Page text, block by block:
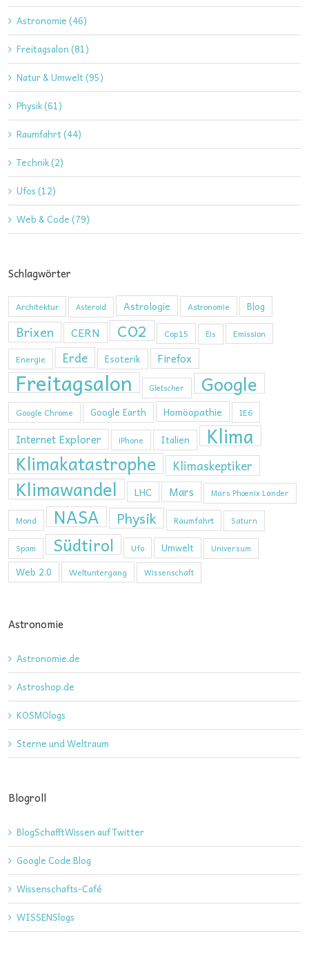
Astronomie (46)
Freitagsalon (81)
Natur & Umwelt (95)
Physik (61)
Raumfahrt (44)
Technik (2)
Ufos (12)
Web & Code (79)
Schlagwörter
Architektur Asteroid Astrologie Astronomie Blog
Brixen CERN CO2 Cop15 Eis
Emission
Energie
Erde Esoterik Firefox
Freitagsalon Gletscher Google
Google Chrome Google Earth Homöopathie IE6
Internet Explorer iPhone Italien Klima
Klimakatastrophe Klimaskeptiker
Klimawandel LHC Mars Mars Phoenix Lander
Mond NASA Physik Raumfahrt Saturn
Spam Südtirol Ufo Umwelt Universum
Web 2.0 Weltuntergang Wissenschaft
Astronomie
Astronomie.de
Astroshop.de
KOSMOlogs
Sterne und Weltraum
Blogroll
BlogSchafftWissen auf Twitter
Google Code Blog
Wissenschafts-Café
WISSENSlogs